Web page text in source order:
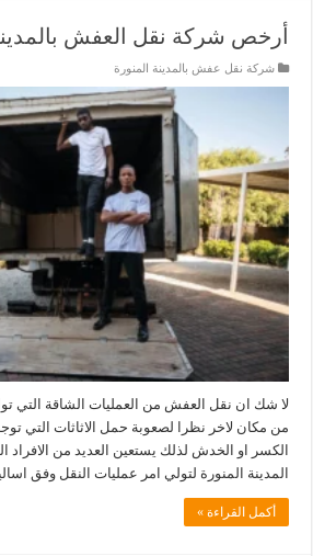
أرخص شركة نقل العفش
شركة نقل عفش بالمدينة المنورة
لا شك ان نقل العفش من العمليات الشاقة التي
من مكان لاخر نظرا لصعوبة حمل الاثاثات التي
الكسر او الخدش لذلك يستعين العديد من
المدينة المنورة لتولي امر عمليات النقل وفق
أكمل القراءة »